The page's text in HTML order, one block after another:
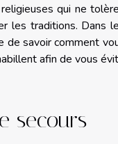
qui ne
les traditions. Dans
savoir comment
afin de vous
secours